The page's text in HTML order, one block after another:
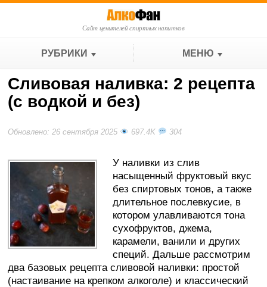
Сайт ценителей спиртных напитков
РУБРИКИ МЕНЮ
Сливовая наливка: 2 рецепта
(с водкой и без)
Обновлено: 26 сентября 2025 697.4K 304
У наливки из слив
насыщенный фруктовый вкус
без спиртовых тонов, а также
длительное послевкусие, в
котором улавливаются тона
сухофруктов, джема,
карамели, ванили и других
специй. Дальше рассмотрим
два базовых рецепта сливовой наливки: простой
(настаивание на крепком алкоголе) и классический